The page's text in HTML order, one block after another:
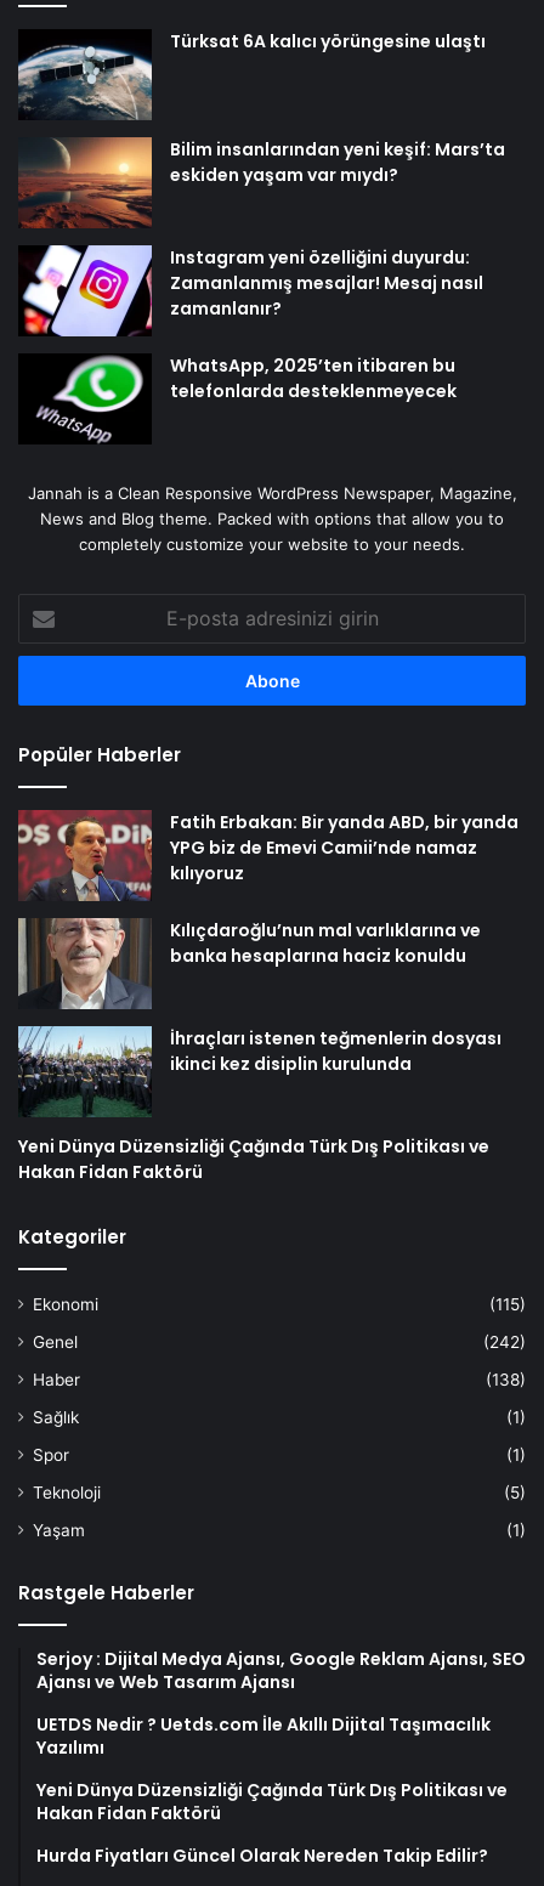
Türksat 6A kalıcı yörüngesine ulaştı
Bilim insanlarından yeni keşif: Mars’ta
eskiden yaşam var mıydı?
Instagram yeni özelliğini duyurdu:
Zamanlanmış mesajlar! Mesaj nasıl
zamanlanır?
WhatsApp, 2025’ten itibaren bu
telefonlarda desteklenmeyecek
Jannah is a Clean Responsive WordPress Newspaper, Magazine,
News and Blog theme. Packed with options that allow you to
completely customize your website to your needs.
posta
adresinizi
Popüler Haberler
Fatih Erbakan: Bir yanda ABD, bir yanda
YPG biz de Emevi Camii’nde namaz
kılıyoruz
Kılıçdaroğlu’nun mal varlıklarına ve
banka hesaplarına haciz konuldu
İhraçları istenen teğmenlerin dosyası
ikinci kez disiplin kurulunda
Yeni Dünya Düzensizliği Çağında Türk Dış Politikası ve
Hakan Fidan Faktörü
Kategoriler
Ekonomi
(115)
Genel
(242)
Haber
(138)
Sağlık
(1)
Spor
(1)
Teknoloji
(5)
Yaşam
(1)
Rastgele Haberler
Serjoy : Dijital Medya Ajansı, Google Reklam Ajansı, SEO
Ajansı ve Web Tasarım Ajansı
UETDS Nedir ? Uetds.com İle Akıllı Dijital Taşımacılık
Yazılımı
Yeni Dünya Düzensizliği Çağında Türk Dış Politikası ve
Hakan Fidan Faktörü
Hurda Fiyatları Güncel Olarak Nereden Takip Edilir?